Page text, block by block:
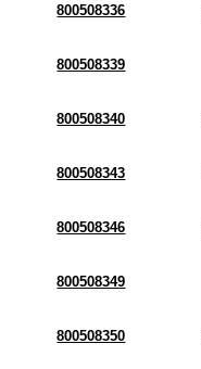
800508336
800508339
800508340
800508343
800508346
800508349
800508350